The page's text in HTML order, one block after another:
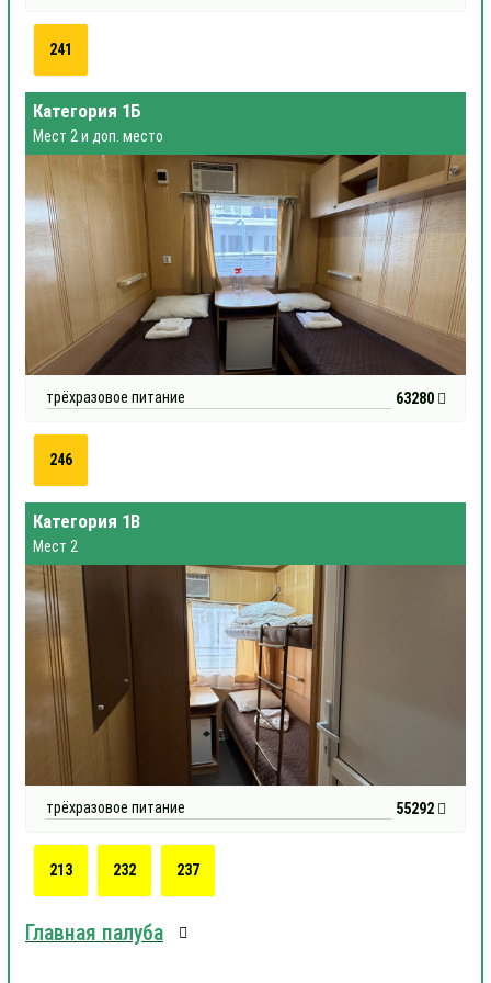
241
Категория 1Б
Мест 2 и доп. место
трёхразовое питание 63280
246
Категория 1В
Мест 2
трёхразовое питание 55292
213 232 237
Главная палуба